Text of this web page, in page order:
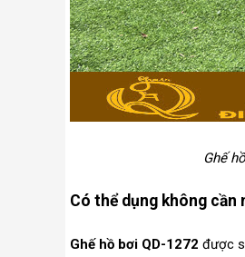
Ghế
Có thể dụng không
Ghế hồ bơi QD-1272 được